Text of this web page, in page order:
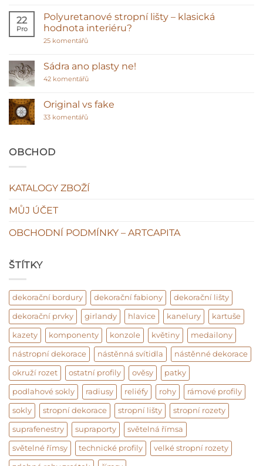
názvem
Proč
vybírat
22
Pro
Polyuretanové stropní lišty – klasická
hodnota interiéru?
25 komentářůu
názvem
Polyuretanové
stropní
klasická
hodnota
interiéru?
Sádra ano plasty ne!
42 komentářůu
názvem
Sádra
Original vs fake
33 komentářůu
OBCHOD
KATALOGY ZBOŽÍ
MŮJ ÚČET
OBCHODNÍ PODMÍNKY – ARTCAPITA
ŠTÍTKY
dekorační bordury dekorační fabiony dekorační lišty
dekorační prvky girlandy hlavice kanelury kartuše
kazety komponenty konzole květiny medailony
nástropní dekorace nástěnná svítidla nástěnné dekorace
okruží rozet ostatní profily ověsy patky
podlahové sokly radiusy reliéfy rohy rámové profily
sokly stropní dekorace stropní lišty stropní rozety
suprafenestry supraporty světelná římsa
světelné římsy technické profily velké stropní rozety